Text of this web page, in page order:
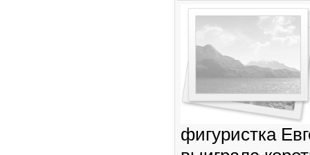
фигуристка